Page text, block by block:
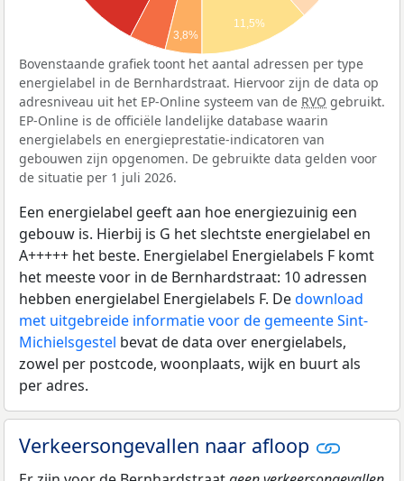
3,8%
11,5%
Bovenstaande grafiek toont het aantal adressen per type
energielabel in de Bernhardstraat. Hiervoor zijn de data op
adresniveau uit het EP-Online systeem van de RVO gebruikt.
EP-Online is de officiële landelijke database waarin
energielabels en energieprestatie-indicatoren van
gebouwen zijn opgenomen. De gebruikte data gelden voor
de situatie per 1 juli 2026.
Een energielabel geeft aan hoe energiezuinig een
gebouw is. Hierbij is G het slechtste energielabel en
A+++++ het beste. Energielabel Energielabels F komt
het meeste voor in de Bernhardstraat: 10 adressen
hebben energielabel Energielabels F. Dedownload
met uitgebreide informatie voor de gemeente Sint-
Michielsgestel bevat de data over energielabels,
zowel per postcode, woonplaats, wijk en buurt als
per adres.
Verkeersongevallen naar afloop